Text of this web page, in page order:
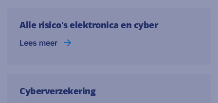
Alle risico's elektronica en cyber
Lees meer
Cyberverzekering